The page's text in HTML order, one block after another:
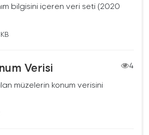
bilgisini içeren veri seti (2020
Verisi
4
müzelerin konum verisini